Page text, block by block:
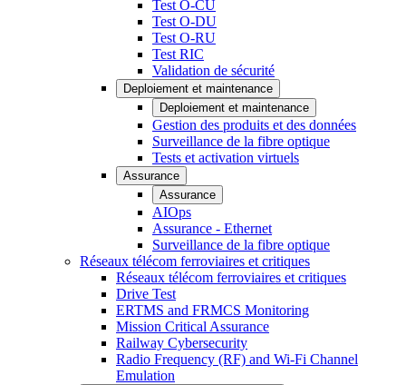
Test O-CU
Test O-DU
Test O-RU
Test RIC
Validation de sécurité
Deploiement et maintenance
Deploiement et maintenance
Gestion des produits et des données
Surveillance de la fibre optique
Tests et activation virtuels
Assurance
Assurance
AIOps
Assurance - Ethernet
Surveillance de la fibre optique
Réseaux télécom ferroviaires et critiques
Réseaux télécom ferroviaires et critiques
Drive Test
ERTMS and FRMCS Monitoring
Mission Critical Assurance
Railway Cybersecurity
Radio Frequency (RF) and Wi-Fi Channel
Emulation